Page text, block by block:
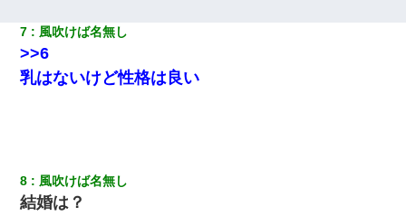
婚活パーティーでよく会う美女がいた。こんな完璧な容姿を持っ
てしても結婚て難しいんだなぁ…と思ってた
童貞俺、宅飲みした女友達2人を家に泊めた結果ｗｗｗｗｗｗ
【まぬけ】夫「離婚だ！」私「わかった。で？」夫「慰謝料
だ！」私「いいけど弁護士通して。私も請求する」夫「」
7 風吹けば名無し
>>6
乳はないけど性格は良い
8 風吹けば名無し
結婚は？